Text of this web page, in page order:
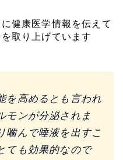
健康医学情報を伝えて
取り上げています
を高めるとも言われ
モンが分泌されま
噛んで唾液を出すこ
ても効果的なので